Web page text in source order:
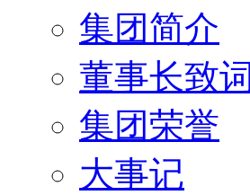
集团简介
董事长致词
集团荣誉
大事记